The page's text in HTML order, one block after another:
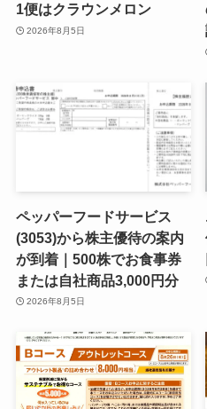
1便はクラウンメロン
2026年8月5日
ペッパーフードサービス
(3053)から株主優待の案内
が到着｜500株でお食事券
または自社商品3,000円分
2026年8月5日